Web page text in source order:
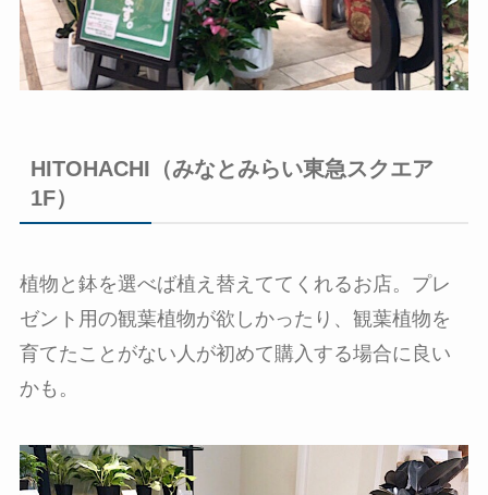
HITOHACHI（みなとみらい東急スクエア
1F）
植物と鉢を選べば植え替えててくれるお店。プレ
ゼント用の観葉植物が欲しかったり、観葉植物を
育てたことがない人が初めて購入する場合に良い
かも。